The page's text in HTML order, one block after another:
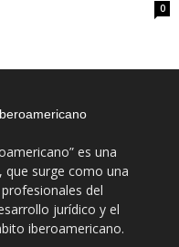
0
es una
que surge como una
del
jurídico y el
iberoamericano.